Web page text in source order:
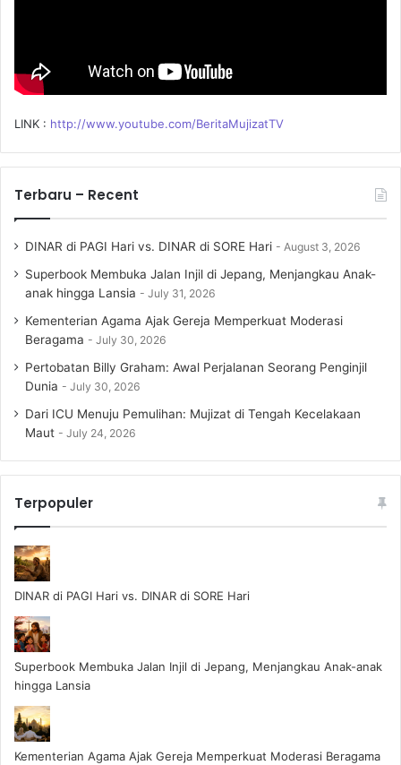
LINK : http://www.youtube.com/BeritaMujizatTV
Terbaru – Recent
DINAR di PAGI Hari vs. DINAR di SORE Hari August 3, 2026
Superbook Membuka Jalan Injil di Jepang, Menjangkau Anak-
anak hingga Lansia
July 31, 2026
Kementerian Agama Ajak Gereja Memperkuat Moderasi
Beragama
July 30, 2026
Pertobatan Billy Graham: Awal Perjalanan Seorang Penginjil
Dunia
July 30, 2026
Dari ICU Menuju Pemulihan: Mujizat di Tengah Kecelakaan
Maut
July 24, 2026
Terpopuler
DINAR di PAGI Hari vs. DINAR di SORE Hari
Superbook Membuka Jalan Injil di Jepang, Menjangkau Anak-anak
hingga Lansia
Kementerian Agama Ajak Gereja Memperkuat Moderasi Beragama